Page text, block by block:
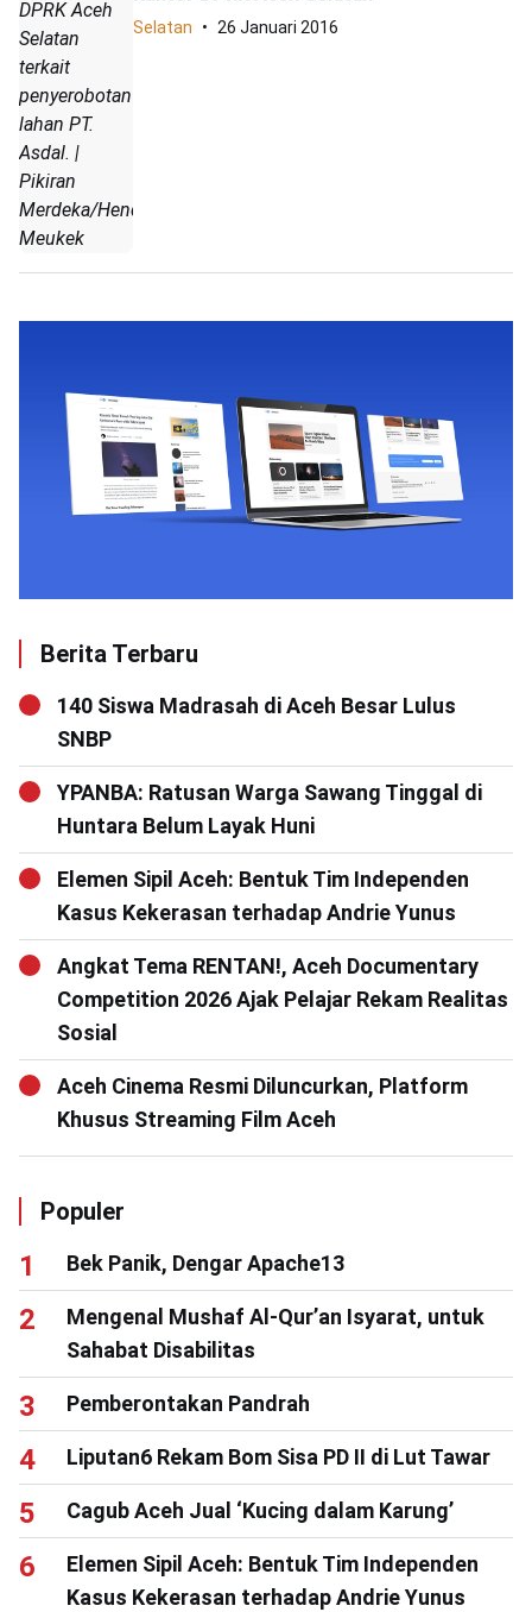
DPRK Aceh
Selatan
terkait
penyerobotan
lahan PT.
Asdal. |
Pikiran
Merdeka/Hendrik
Meukek
Selatan 26 Januari 2016
Berita Terbaru
140 Siswa Madrasah di Aceh Besar Lulus
SNBP
YPANBA: Ratusan Warga Sawang Tinggal di
Huntara Belum Layak Huni
Elemen Sipil Aceh: Bentuk Tim Independen
Kasus Kekerasan terhadap Andrie Yunus
Angkat Tema RENTAN!, Aceh Documentary
Competition 2026 Ajak Pelajar Rekam Realitas
Sosial
Aceh Cinema Resmi Diluncurkan, Platform
Khusus Streaming Film Aceh
Populer
Bek Panik, Dengar Apache13
Mengenal Mushaf Al-Qur’an Isyarat, untuk
Sahabat Disabilitas
Pemberontakan Pandrah
Liputan6 Rekam Bom Sisa PD II di Lut Tawar
Cagub Aceh Jual ‘Kucing dalam Karung’
Elemen Sipil Aceh: Bentuk Tim Independen
Kasus Kekerasan terhadap Andrie Yunus